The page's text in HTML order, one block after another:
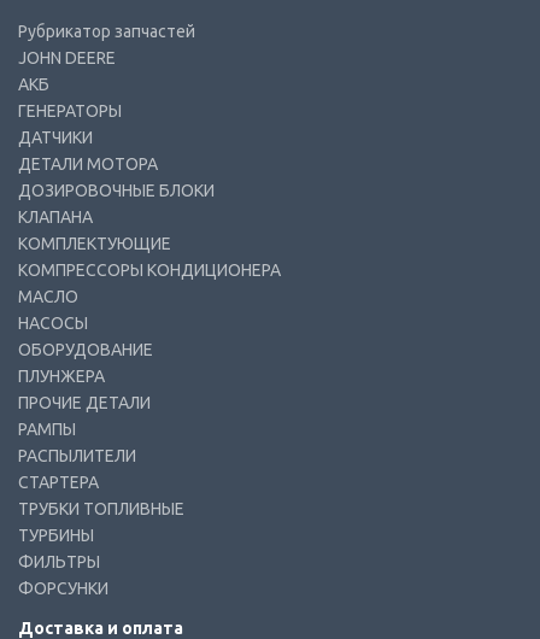
Рубрикатор запчастей
JOHN DEERE
АКБ
ГЕНЕРАТОРЫ
ДАТЧИКИ
ДЕТАЛИ МОТОРА
ДОЗИРОВОЧНЫЕ БЛОКИ
КЛАПАНА
КОМПЛЕКТУЮЩИЕ
КОМПРЕССОРЫ КОНДИЦИОНЕРА
МАСЛО
НАСОСЫ
ОБОРУДОВАНИЕ
ПЛУНЖЕРА
ПРОЧИЕ ДЕТАЛИ
РАМПЫ
РАСПЫЛИТЕЛИ
СТАРТЕРА
ТРУБКИ ТОПЛИВНЫЕ
ТУРБИНЫ
ФИЛЬТРЫ
ФОРСУНКИ
Доставка и оплата